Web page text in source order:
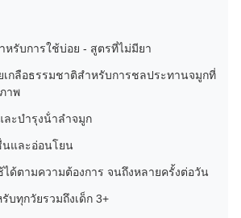
หรับการใช้บ่อย - สูตรที่ไม่มียา
เกลือธรรมชาติสําหรับการชลประทานจมูกที่
าพ
ละบํารุงน้ําลําจมูก
และอ่อนโยน
ได้ตามความต้องการ จนถึงหลายครั้งต่อวัน
บทุกวัยรวมถึงเด็ก 3+